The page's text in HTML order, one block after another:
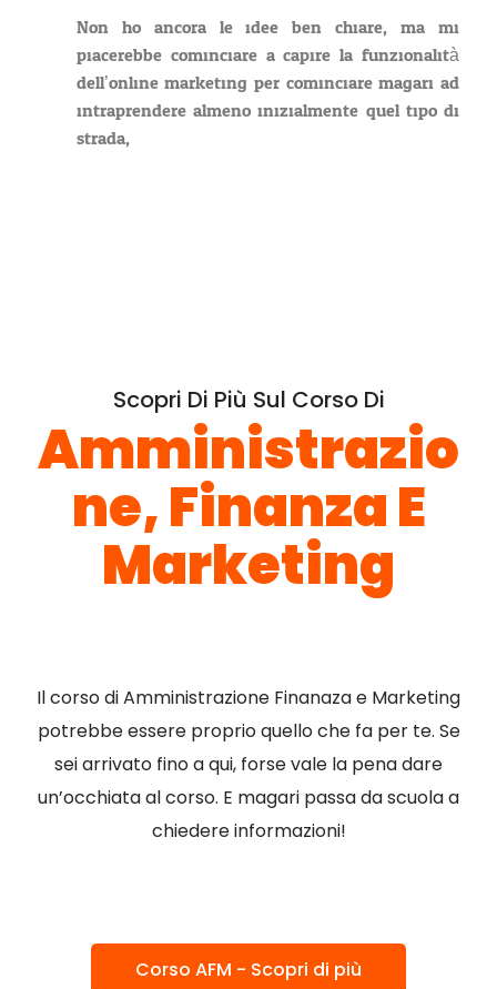
Non ho ancora le idee ben chiare, ma mi
piacerebbe cominciare a capire la funzionalità
dell’online marketing per cominciare magari ad
intraprendere almeno inizialmente quel tipo di
strada,
Scopri Di Più Sul Corso Di
Amministrazio
Ne, Finanza E
Marketing
Il corso di Amministrazione Finanaza e Marketing
potrebbe essere proprio quello che fa per te. Se
sei arrivato fino a qui, forse vale la pena dare
un’occhiata al corso. E magari passa da scuola a
chiedere informazioni!
Corso AFM - Scopri di più